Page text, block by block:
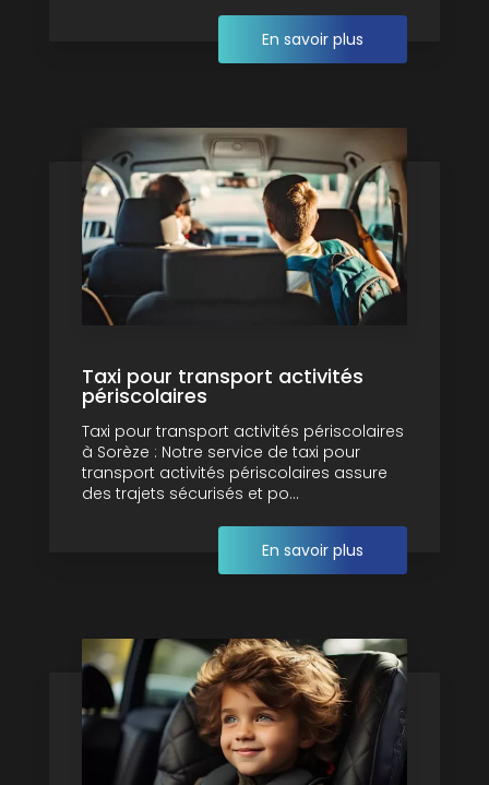
En savoir plus
Taxi pour transport activités
périscolaires
Taxi pour transport activités périscolaires
à Sorèze : Notre service de taxi pour
transport activités périscolaires assure
des trajets sécurisés et po...
En savoir plus